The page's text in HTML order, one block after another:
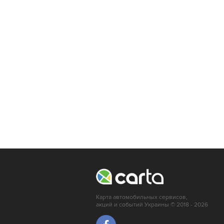
Карта автомобильных сервисов,
акций и событий Украины © 2018 - 2026